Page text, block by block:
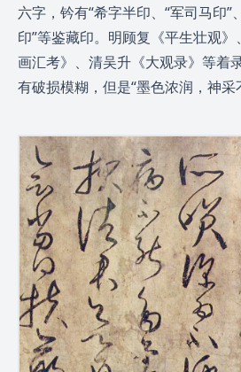
六字，钤有“希字半印、“军司马印”
印”等鉴藏印。明顾复《平生壮观
画汇考》、清吴升《大观录》等着
有破损模糊，但是“墨色浓润，神采